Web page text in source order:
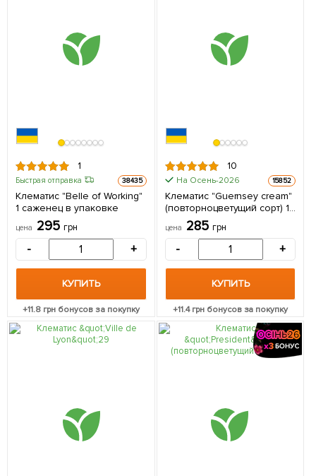
1
Быстрая отправка 38435
Клематис "Belle of Working"
1 саженец в упаковке
цена 295 грн
- +
КУПИТЬ
+11.8 грн бонусов за покупку
10
На Осень-2026 15852
Клематис "Guernsey cream"
(повторноцветущий сорт) 1
саженец в упаковке
цена 285 грн
- +
КУПИТЬ
+11.4грн бонусов за покупку